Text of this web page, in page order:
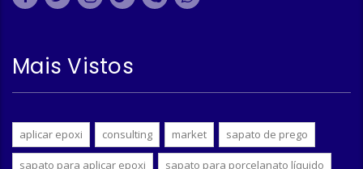
Mais Vistos
aplicar epoxi consulting market sapato de prego
sapato para aplicar epoxi sapato para porcelanato líquido